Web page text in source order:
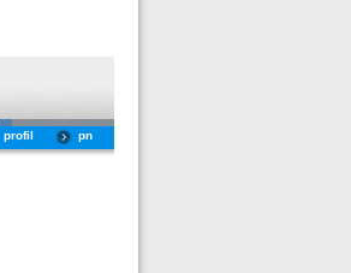
pn
profil